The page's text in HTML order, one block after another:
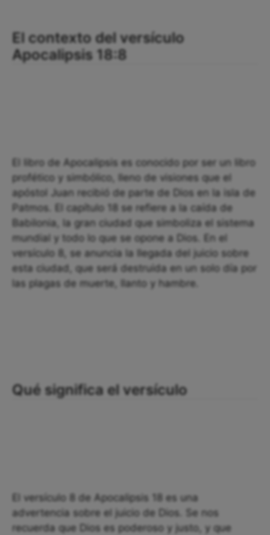
El contexto del versículo
Apocalipsis 18:8
El libro de Apocalipsis es conocido por ser un libro
profético y simbólico, lleno de visiones que el
apóstol Juan recibió de parte de Dios en la isla de
Patmos. El capítulo 18 se refiere a la caída de
Babilonia, la gran ciudad que simboliza el sistema
mundial y todo lo que se opone a Dios. En el
versículo 8, se anuncia la llegada del juicio sobre
esta ciudad, que será destruida en un solo día por
las plagas de muerte, llanto y hambre.
Qué significa el versículo
El versículo 8 de Apocalipsis 18 es una
advertencia sobre el juicio de Dios. Se nos
recuerda que Dios es poderoso y justo, y que